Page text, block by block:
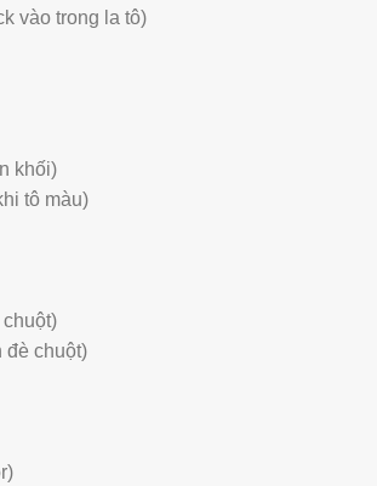
vào trong la tô)
khối)
tô màu)
đè chuột)